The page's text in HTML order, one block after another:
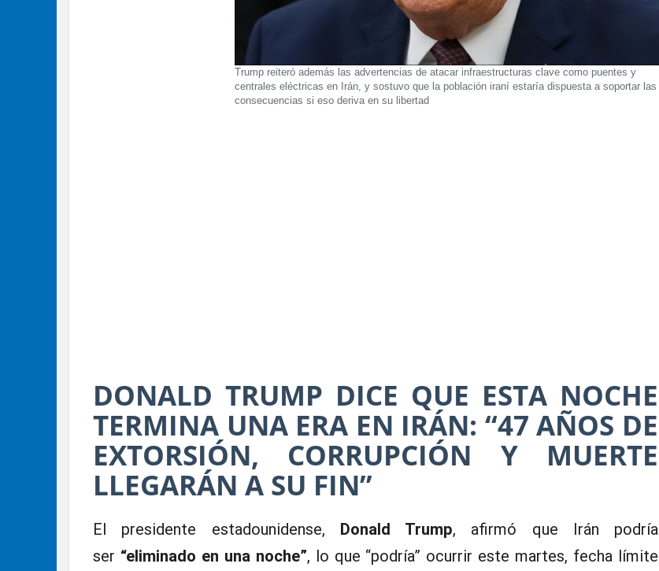
Trump reiteró además las advertencias de atacar infraestructuras clave como puentes y
centrales eléctricas en Irán, y sostuvo que la población iraní estaría dispuesta a soportar las
consecuencias si eso deriva en su libertad
DONALD TRUMP DICE QUE ESTA NOCHE
TERMINA UNA ERA EN IRÁN: “47 AÑOS DE
EXTORSIÓN, CORRUPCIÓN Y MUERTE
LLEGARÁN A SU FIN”
El presidente estadounidense, Donald Trump, afirmó que Irán podría
ser “eliminado en una noche”, lo que “podría” ocurrir este martes, fecha límite